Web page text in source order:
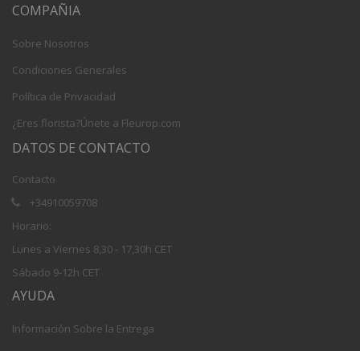
COMPAÑIA
Sobre Nosotros
Condiciones Generales
Política de Privacidad
¿Eres florista?Únete a Fleurop.com
DATOS DE CONTACTO
Contacto
+34910059708
Horario:
Lunes a Viernes 8,30 - 17,30h CET
Sábado 9-12h CET
AYUDA
Información Sobre la Entrega